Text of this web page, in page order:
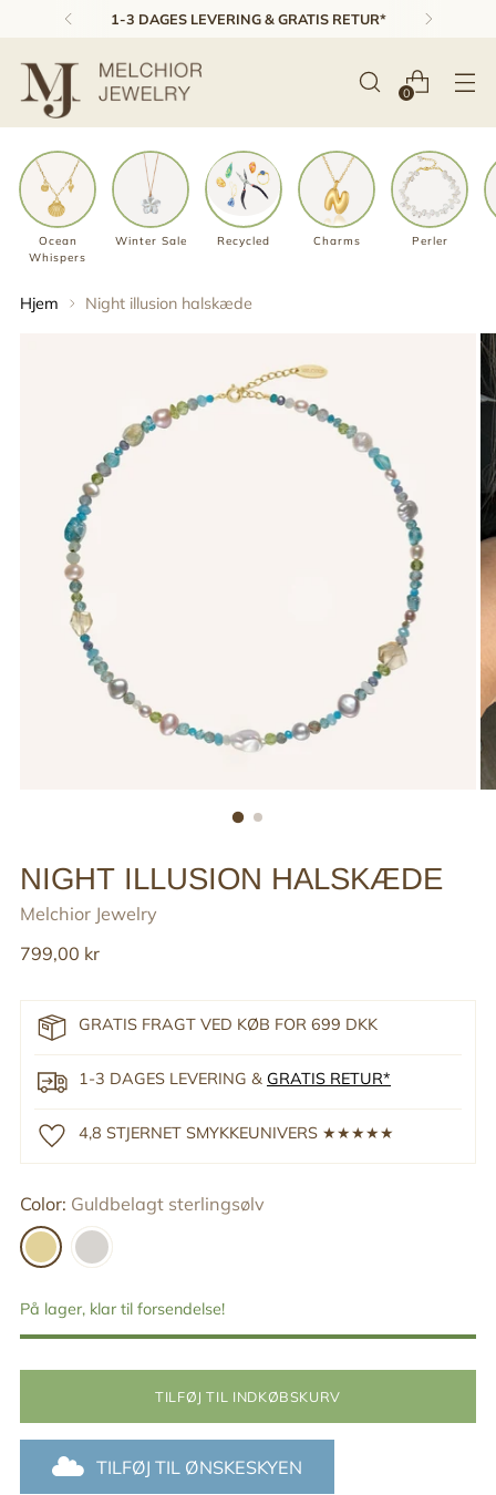
1-3 DAGES LEVERING & GRATIS RETUR*
0
Ocean
Whispers
Winter Sale Recycled Charms Perler
Hjem Night illusion halskæde
NIGHT ILLUSION HALSKÆDE
Melchior Jewelry
Reguler
799,00 kr
GRATIS FRAGT VED KØB FOR 699 DKK
1-3 DAGES LEVERING & GRATIS RETUR*
4,8 STJERNET SMYKKEUNIVERS ★★★★★
Color: Guldbelagt sterlingsølv
På lager, klar til forsendelse!
TILFØJ TIL INDKØBSKURV
TILFØJ TIL ØNSKESKYEN